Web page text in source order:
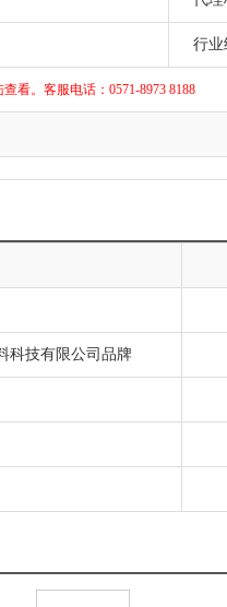
行业
看。客服电话：0571-8973 8188
科技有限公司品牌